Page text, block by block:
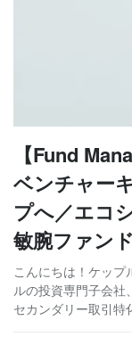
【Fund
ベンチャー
プへ／エコ
敏腕ファン
こんにちは！ケッ
ルの投資専門子会
セカンダリー取引特